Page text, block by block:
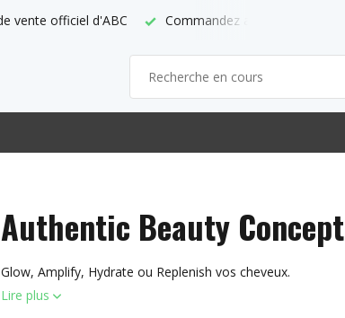
Commandez avant 21h = demain chez vous
Authentic Beauty Concept
Glow, Amplify, Hydrate ou Replenish vos cheveux.
Lire plus